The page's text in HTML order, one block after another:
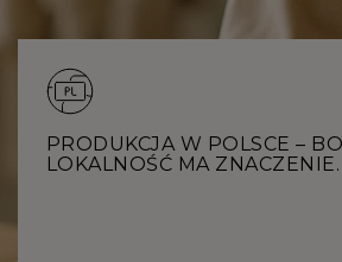
PRODUKCJA W POLSCE – BO
LOKALNOŚĆ MA ZNACZENIE.